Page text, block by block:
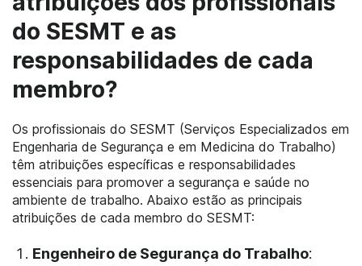
do SESMT e as
responsabilidades de cada
membro?
Os profissionais do SESMT (Serviços Especializados em
Engenharia de Segurança e em Medicina do Trabalho)
têm atribuições específicas e responsabilidades
essenciais para promover a segurança e saúde no
ambiente de trabalho. Abaixo estão as principais
atribuições de cada membro do SESMT:
Engenheiro de Segurança do Trabalho: